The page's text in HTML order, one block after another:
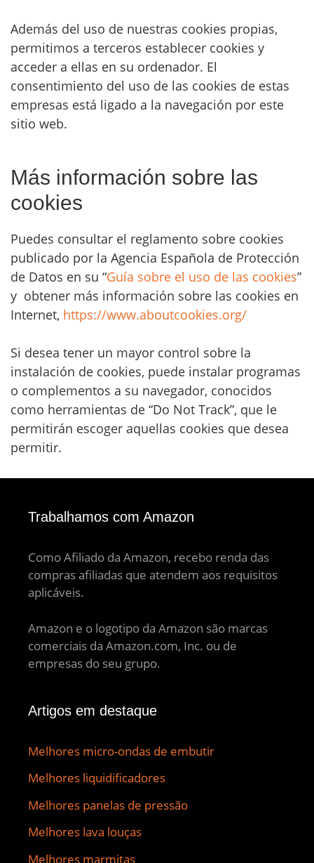
Además del uso de nuestras cookies propias,
permitimos a terceros establecer cookies y
acceder a ellas en su ordenador. El
consentimiento del uso de las cookies de estas
empresas está ligado a la navegación por este
sitio web.
Más información sobre las
cookies
Puedes consultar el reglamento sobre cookies
publicado por la Agencia Española de Protección
de Datos en su “Guía sobre el uso de las cookies”
y obtener más información sobre las cookies en
Internet, https://www.aboutcookies.org/
Si desea tener un mayor control sobre la
instalación de cookies, puede instalar programas
o complementos a su navegador, conocidos
como herramientas de “Do Not Track”, que le
permitirán escoger aquellas cookies que desea
permitir.
Trabalhamos com Amazon
Como Afiliado da Amazon, recebo renda das
compras afiliadas que atendem aos requisitos
aplicáveis.
Amazon e o logotipo da Amazon são marcas
comerciais da Amazon.com, Inc. ou de
empresas do seu grupo.
Artigos em destaque
Melhores micro-ondas de embutir
Melhores liquidificadores
Melhores panelas de pressão
Melhores lava louças
Melhores marmitas